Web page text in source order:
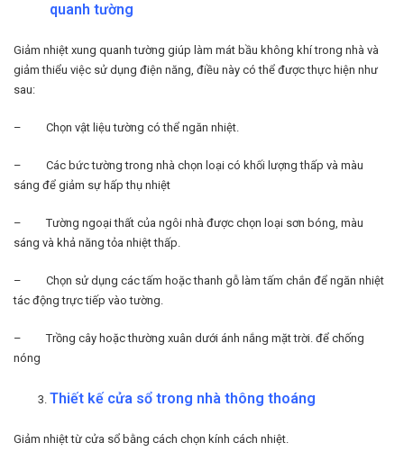
quanh tường
Giảm nhiệt xung quanh tường giúp làm mát bầu không khí trong nhà và
giảm thiểu việc sử dụng điện năng, điều này có thể được thực hiện như
sau:
– Chọn vật liệu tường có thể ngăn nhiệt.
– Các bức tường trong nhà chọn loại có khối lượng thấp và màu
sáng để giảm sự hấp thụ nhiệt
– Tường ngoại thất của ngôi nhà được chọn loại sơn bóng, màu
sáng và khả năng tỏa nhiệt thấp.
– Chọn sử dụng các tấm hoặc thanh gỗ làm tấm chắn để ngăn nhiệt
tác động trực tiếp vào tường.
– Trồng cây hoặc thường xuân dưới ánh nắng mặt trời. để chống
nóng
Thiết kế cửa sổ trong nhà thông thoáng
Giảm nhiệt từ cửa sổ bằng cách chọn kính cách nhiệt.